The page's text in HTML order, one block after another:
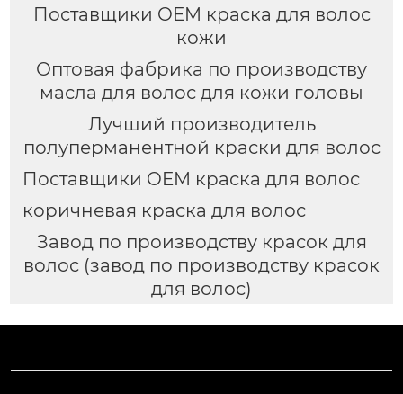
Поставщики OEM краска для волос
кожи
Оптовая фабрика по производству
масла для волос для кожи головы
Лучший производитель
полуперманентной краски для волос
Поставщики OEM краска для волос
коричневая краска для волос
Завод по производству красок для
волос (завод по производству красок
для волос)